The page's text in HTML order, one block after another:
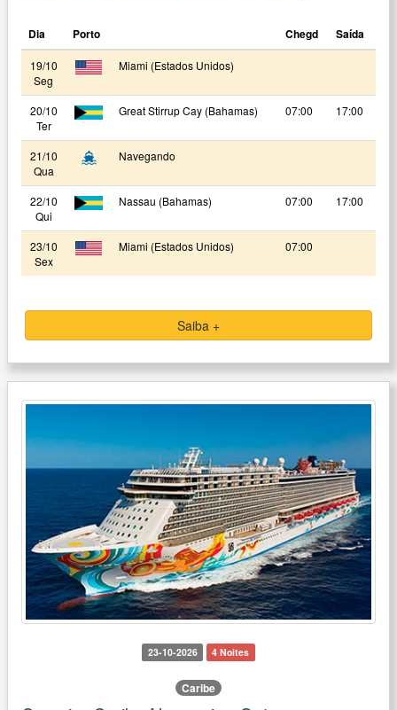
Dia Porto Chegd Saída
19/10
Seg
Miami (Estados Unidos)
20/10
Ter
Great Stirrup Cay (Bahamas) 07:00 17:00
21/10
Qua
Navegando
22/10
Qui
Nassau (Bahamas) 07:00 17:00
23/10
Sex
Miami (Estados Unidos) 07:00
Saiba +
23-10-2026 4 Noites
Caribe